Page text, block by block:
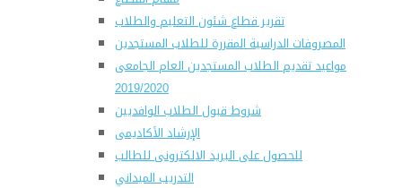
تقرير قطاع شئون التعليم والطلاب
المصروفات الدراسية المقررة للطلاب المستجدين
مواعيد تقديم الطلاب المستجدين العام الجامعى
2019/2020
شروط قبول الطلاب الوافديين
الإرشاد الأكاديمى
للحصول على البريد الالكترونى للطالب
التدريب الميداني